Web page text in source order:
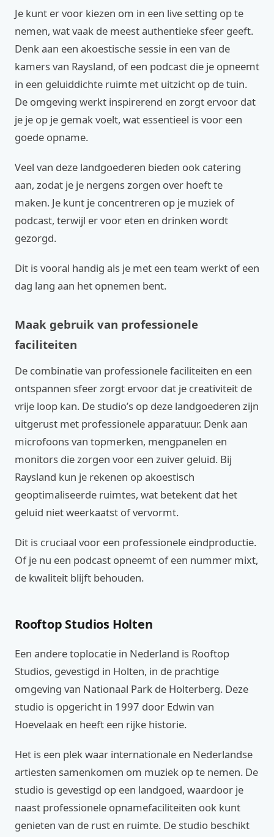
Je kunt er voor kiezen om in een live setting op te
nemen, wat vaak de meest authentieke sfeer geeft.
Denk aan een akoestische sessie in een van de
kamers van Raysland, of een podcast die je opneemt
in een geluiddichte ruimte met uitzicht op de tuin.
De omgeving werkt inspirerend en zorgt ervoor dat
je je op je gemak voelt, wat essentieel is voor een
goede opname.
Veel van deze landgoederen bieden ook catering
aan, zodat je je nergens zorgen over hoeft te
maken. Je kunt je concentreren op je muziek of
podcast, terwijl er voor eten en drinken wordt
gezorgd.
Dit is vooral handig als je met een team werkt of een
dag lang aan het opnemen bent.
Maak gebruik van professionele
faciliteiten
De combinatie van professionele faciliteiten en een
ontspannen sfeer zorgt ervoor dat je creativiteit de
vrije loop kan. De studio’s op deze landgoederen zijn
uitgerust met professionele apparatuur. Denk aan
microfoons van topmerken, mengpanelen en
monitors die zorgen voor een zuiver geluid. Bij
Raysland kun je rekenen op akoestisch
geoptimaliseerde ruimtes, wat betekent dat het
geluid niet weerkaatst of vervormt.
Dit is cruciaal voor een professionele eindproductie.
Of je nu een podcast opneemt of een nummer mixt,
de kwaliteit blijft behouden.
Rooftop Studios Holten
Een andere toplocatie in Nederland is Rooftop
Studios, gevestigd in Holten, in de prachtige
omgeving van Nationaal Park de Holterberg. Deze
studio is opgericht in 1997 door Edwin van
Hoevelaak en heeft een rijke historie.
Het is een plek waar internationale en Nederlandse
artiesten samenkomen om muziek op te nemen. De
studio is gevestigd op een landgoed, waardoor je
naast professionele opnamefaciliteiten ook kunt
genieten van de rust en ruimte. De studio beschikt